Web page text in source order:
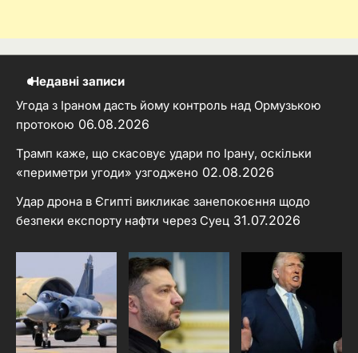
Недавні записи
Угода з Іраном дасть йому контроль над Ормузькою
протокою 06.08.2026
Трамп каже, що скасовує удари по Ірану, оскільки
«периметри угоди» узгоджено 02.08.2026
Удар дрона в Єгипті викликає занепокоєння щодо
безпеки експорту нафти через Суец 31.07.2026